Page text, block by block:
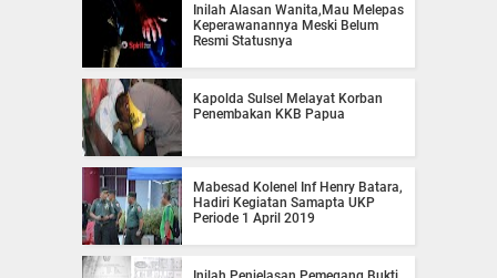
Inilah Alasan Wanita,Mau Melepas
Keperawanannya Meski Belum
Resmi Statusnya
Kapolda Sulsel Melayat Korban
Penembakan KKB Papua
Mabesad Kolenel Inf Henry Batara,
Hadiri Kegiatan Samapta UKP
Periode 1 April 2019